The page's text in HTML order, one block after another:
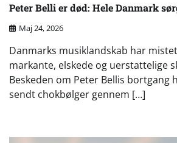
Peter Belli er død: Hele Danmark
Maj 24, 2026
Danmarks musiklandskab har
markante, elskede og uerstattelige
Beskeden om Peter Bellis bortgang
sendt chokbølger gennem […]